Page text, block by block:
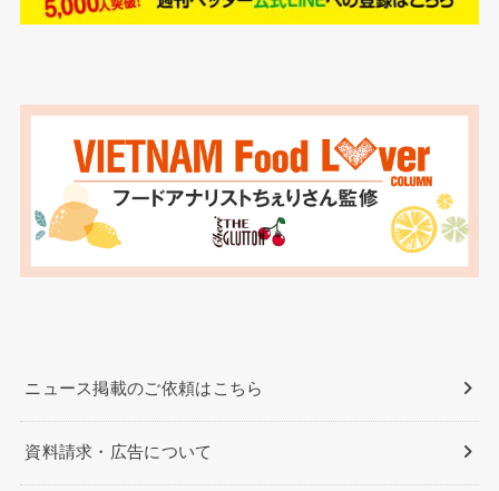
ニュース掲載のご依頼はこちら
資料請求・広告について